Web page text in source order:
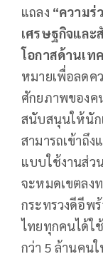
แถลง “ความร่
เศรษฐกิจและ
โอกาสด้านเท
หมายเพื่อลดค
ศักยภาพของค
สนับสนุนให้นัก
สามารถเข้าถึ
แบบใช้งานส่ว
จะหมดเขตลง
กระทรวงดีอีพ
ไทยทุกคนได้ใ
กว่า 5 ล้านคน